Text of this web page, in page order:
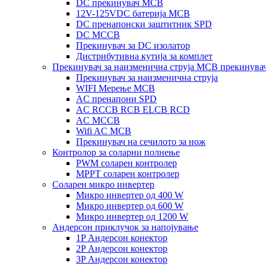
DC прекинувач MCB
12V-125VDC батерија MCB
DC пренапонски заштитник SPD
DC MCCB
Прекинувач за DC изолатор
Дистрибутивна кутија за комплет
Прекинувач за наизменична струја MCB
Прекинувач за наизменична струја
WIFI Мерење MCB
AC пренапони SPD
AC RCCB RCB ELCB RCD
AC MCCB
Wifi AC MCB
Прекинувач на сечилото за нож
Контролор за соларни полнење
PWM соларен контролер
MPPT соларен контролер
Соларен микро инвертер
Микро инвертер од 400 W
Микро инвертер од 600 W
Микро инвертер од 1200 W
Андерсон приклучок за напојување
1P Андерсон конектор
2P Андерсон конектор
3P Андерсон конектор